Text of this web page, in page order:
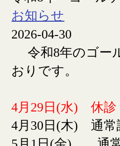
お知らせ
2026-04-30
令和8年のゴー
おりです。
4月29日(水) 休診
4月30日(木) 通常